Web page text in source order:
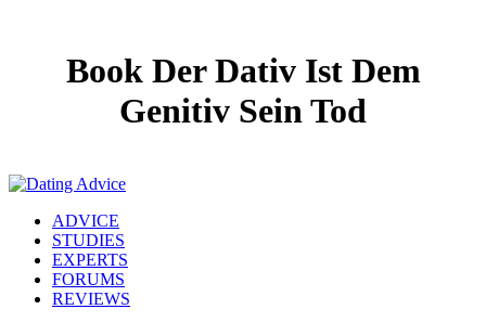
Book Der Dativ Ist Dem
Genitiv Sein Tod
ADVICE
STUDIES
EXPERTS
FORUMS
REVIEWS